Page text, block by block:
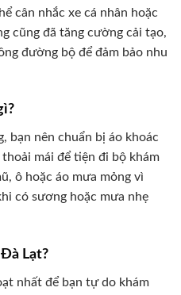
cân nhắc xe cá nhân hoặc
cũng đã tăng cường cải tạo,
đường bộ để đảm bảo nhu
bạn nên chuẩn bị áo khoác
mái để tiện đi bộ khám
ô hoặc áo mưa mỏng vì
có sương hoặc mưa nhẹ
Lạt?
nhất để bạn tự do khám